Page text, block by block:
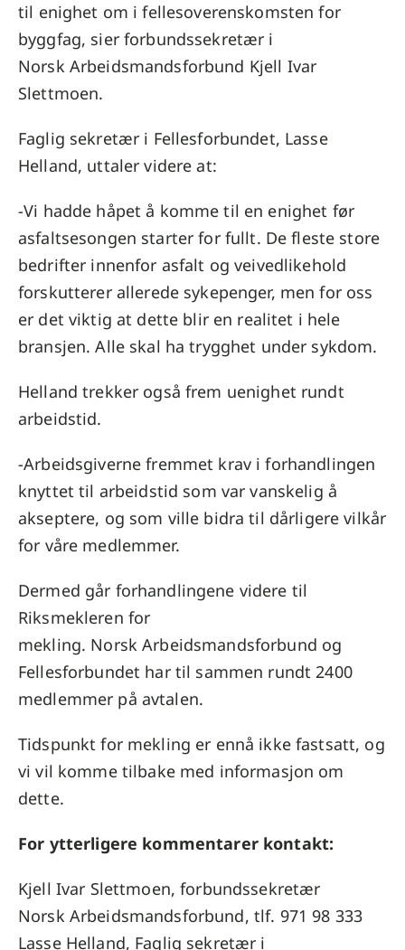
til enighet om i fellesoverenskomsten for
byggfag, sier forbundssekretær i
Norsk Arbeidsmandsforbund Kjell Ivar
Slettmoen.
Faglig sekretær i Fellesforbundet, Lasse
Helland, uttaler videre at:
-Vi hadde håpet å komme til en enighet før
asfaltsesongen starter for fullt. De fleste store
bedrifter innenfor asfalt og veivedlikehold
forskutterer allerede sykepenger, men for oss
er det viktig at dette blir en realitet i hele
bransjen. Alle skal ha trygghet under sykdom.
Helland trekker også frem uenighet rundt
arbeidstid.
-Arbeidsgiverne fremmet krav i forhandlingen
knyttet til arbeidstid som var vanskelig å
akseptere, og som ville bidra til dårligere vilkår
for våre medlemmer.
Dermed går forhandlingene videre til
Riksmekleren for
mekling. Norsk Arbeidsmandsforbund og
Fellesforbundet har til sammen rundt 2400
medlemmer på avtalen.
Tidspunkt for mekling er ennå ikke fastsatt, og
vi vil komme tilbake med informasjon om
dette.
For ytterligere kommentarer kontakt:
Kjell Ivar Slettmoen, forbundssekretær
Norsk Arbeidsmandsforbund, tlf. 971 98 333
Lasse Helland, Faglig sekretær i